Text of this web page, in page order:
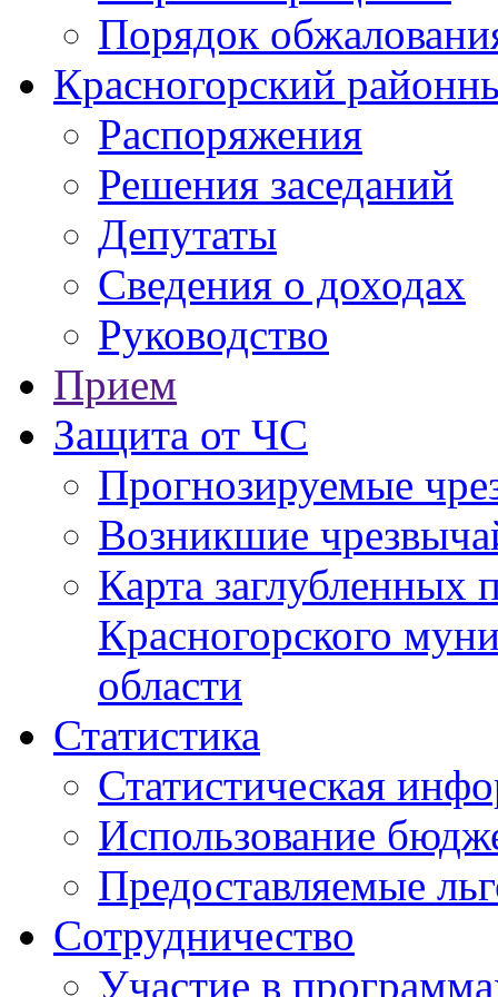
Порядок
Красногорский
Распоряжения
Решения заседаний
Депутаты
Сведения о доходах
Руководство
Прием
Защита от ЧС
Прогнозируемые
Возникшие
Карта
Красногорского
области
Статистика
Статистическая
Использование
Предоставляемые
Сотрудничество
Участие в